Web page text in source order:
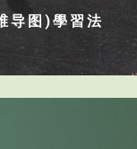
导图)學習法